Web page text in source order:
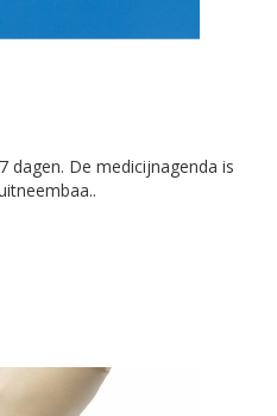
dagen. De medicijnagenda is